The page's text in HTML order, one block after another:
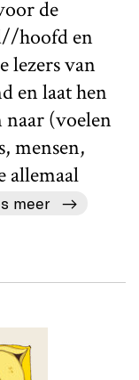
de
hoofd en
lezers van
en laat hen
(voelen
mensen,
allemaal
meer